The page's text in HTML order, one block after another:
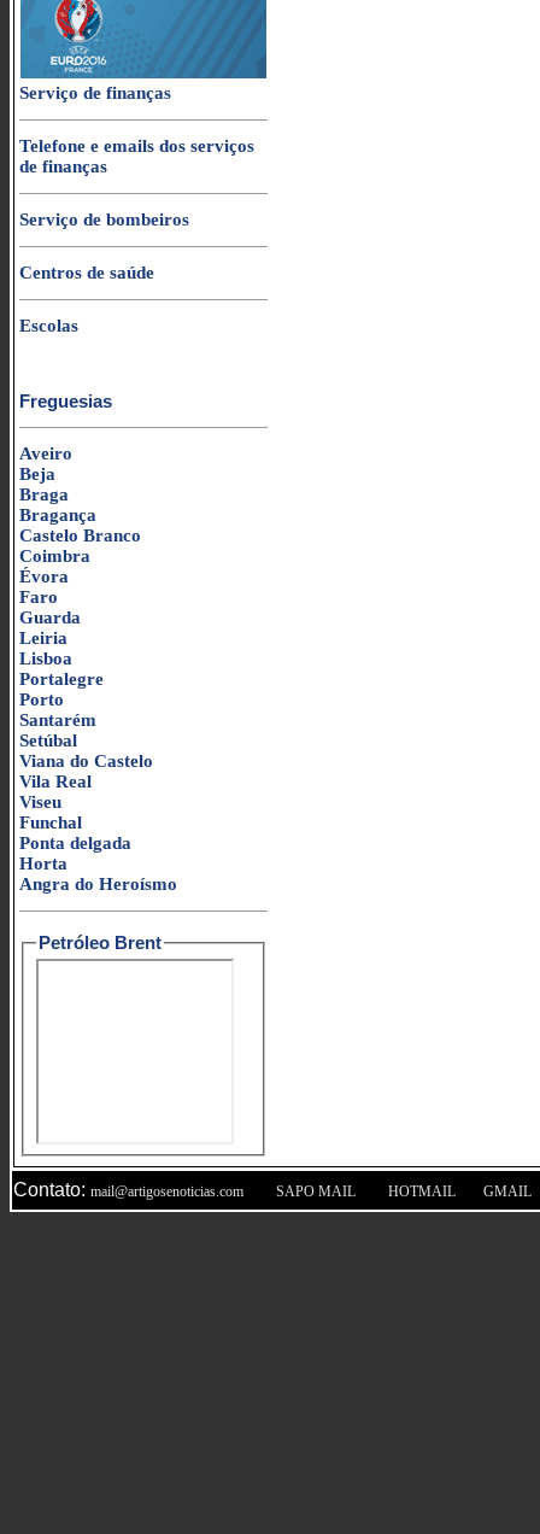
Serviço de finanças
Telefone e emails dos serviços
de finanças
Serviço de bombeiros
Centros de saúde
Escolas
Freguesias
Aveiro
Beja
Braga
Bragança
Castelo Branco
Coimbra
Évora
Faro
Guarda
Leiria
Lisboa
Portalegre
Porto
Santarém
Setúbal
Viana do Castelo
Vila Real
Viseu
Funchal
Ponta delgada
Horta
Angra do Heroísmo
Petróleo Brent
Contato: mail@artigosenoticias.com SAPO MAIL HOTMAIL GMAIL